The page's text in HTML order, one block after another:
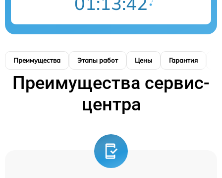
Преимущества Этапы работ Цены Гарантия
Преимущества сервис-
центра